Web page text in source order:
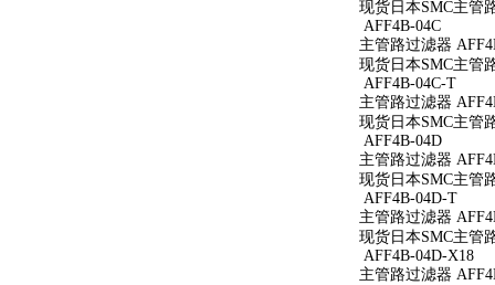
现货日本SMC主管
AFF4B-04C
主管路过滤器
现货日本SMC主管
AFF4B-04C-T
主管路过滤器
现货日本SMC主管
AFF4B-04D
主管路过滤器
现货日本SMC主管
AFF4B-04D-T
主管路过滤器
现货日本SMC主管
AFF4B-04D-X18
主管路过滤器